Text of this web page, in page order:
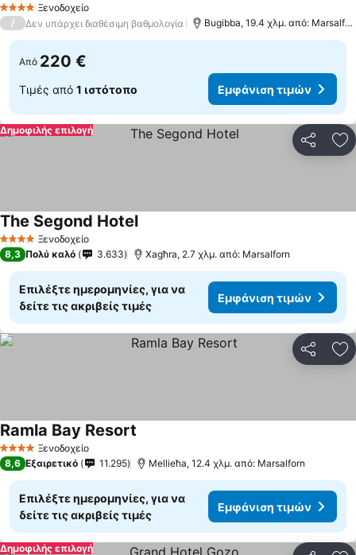
4 ΑστέριαΞενοδοχείο
/ Δεν υπάρχει διαθέσιμη βαθμολογία Bugibba, 19.4 χλμ. από:
Από 220 €
Τιμές από 1 ιστότοπο Εμφάνιση τιμών
Δημοφιλής επιλογή
4 ΑστέριαΞενοδοχείο
The Segond HotelΕμφάνιση τιμών
8,3 Πολύ καλό 3.633 Xagħra, 2.7 χλμ. από: Marsalforn
Επιλέξτε ημερομηνίες, για να
δείτε τις ακριβείς τιμές
Εμφάνιση τιμών
4 ΑστέριαΞενοδοχείο
Ramla Bay Resort
8,6 Εξαιρετικό 11.295 Mellieħa, 12.4 χλμ. από: Marsalforn
Επιλέξτε ημερομηνίες, για να
δείτε τις ακριβείς τιμές
Εμφάνιση τιμών
Δημοφιλής επιλογή